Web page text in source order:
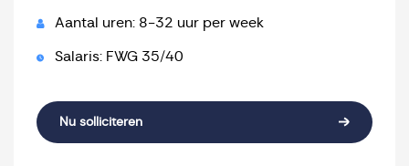
Aantal uren: 8-32 uur per week
Salaris: FWG 35/40
Nu solliciteren